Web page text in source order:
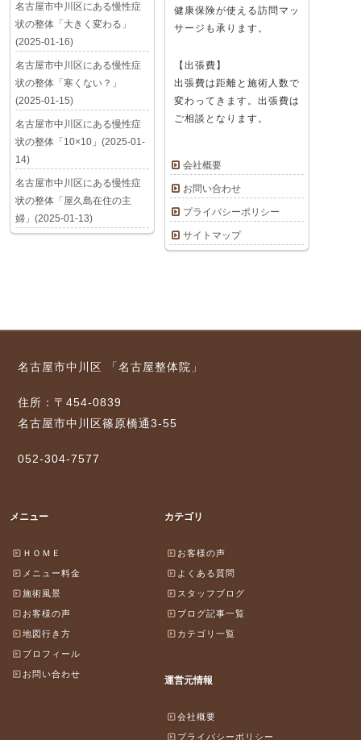
健康保険が使える訪問マッ
サージも承ります。
【出張費】
出張費は距離と施術人数で
変わってきます。出張費は
ご相談となります。
会社概要
お問い合わせ
プライバシーポリシー
サイトマップ
名古屋市中川区にある慢性症
状の整体「大きく変わる」
(2025-01-16)
名古屋市中川区にある慢性症
状の整体「寒くない？」
(2025-01-15)
名古屋市中川区にある慢性症
状の整体「10×10」(2025-01-
14)
名古屋市中川区にある慢性症
状の整体「屋久島在住の主
婦」(2025-01-13)
名古屋市中川区 「名古屋整体院」
住所：〒454-0839
名古屋市中川区篠原橋通3-55
052-304-7577
メニュー
ＨＯＭＥ
メニュー料金
施術風景
お客様の声
地図行き方
プロフィール
お問い合わせ
カテゴリ
お客様の声
よくある質問
スタッフブログ
ブログ記事一覧
カテゴリ一覧
運営元情報
会社概要
プライバシーポリシー